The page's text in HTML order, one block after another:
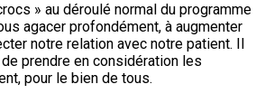
» au déroulé normal du programme
agacer profondément, à augmenter
notre relation avec notre patient. Il
prendre en considération les
pour le bien de tous.